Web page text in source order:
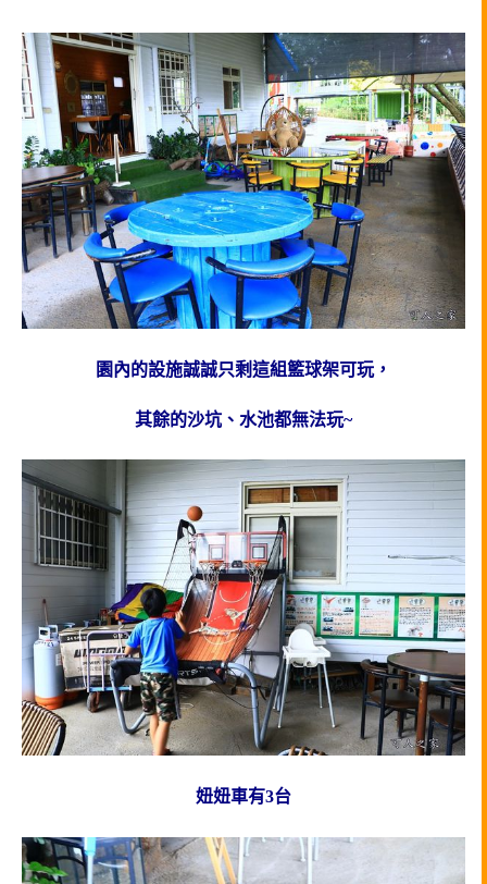
園內的設施誠誠只剩這組籃球架可玩，
其餘的沙坑、水池都無法玩~
妞妞車有3台